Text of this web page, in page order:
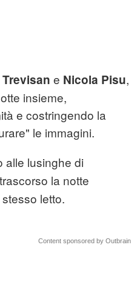
e Nicola Pisu,
insieme,
e costringendo la
le immagini.
alle lusinghe di
la notte
letto.
Content sponsored by Outbrain